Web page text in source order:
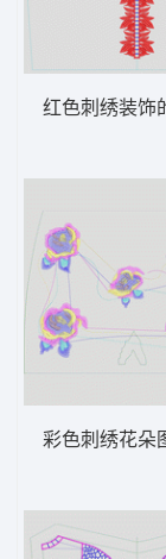
红色刺绣装饰
彩色刺绣花朵